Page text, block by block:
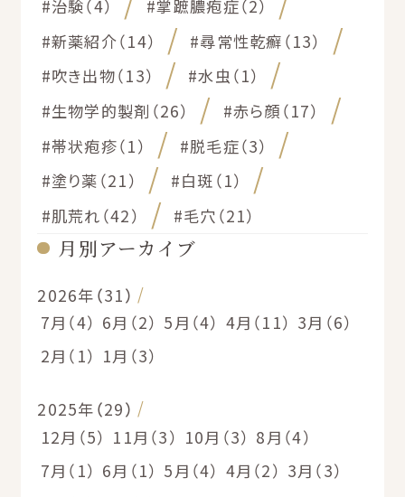
#治験（4）
#掌蹠膿疱症（2）
#新薬紹介（14）
#尋常性乾癬（13）
#吹き出物（13）
#水虫（1）
#生物学的製剤（26）
#赤ら顔（17）
#帯状疱疹（1）
#脱毛症（3）
#塗り薬（21）
#白斑（1）
#肌荒れ（42）
#毛穴（21）
月別アーカイブ
2026年（31）
7月（4） 6月（2） 5月（4） 4月（11） 3月（6）
2月（1） 1月（3）
2025年（29）
12月（5） 11月（3） 10月（3） 8月（4）
7月（1） 6月（1） 5月（4） 4月（2） 3月（3）